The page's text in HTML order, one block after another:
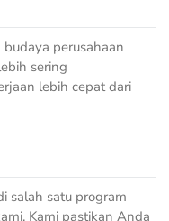
perusahaan
sering
lebih cepat dari
salah satu program
Kami pastikan Anda